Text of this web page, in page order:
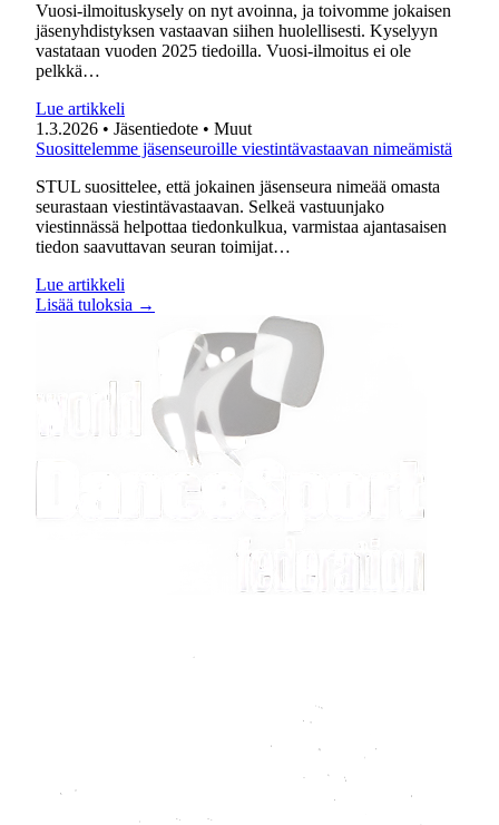
Vuosi-ilmoituskysely on nyt avoinna, ja toivomme jokaisen
jäsenyhdistyksen vastaavan siihen huolellisesti. Kyselyyn
vastataan vuoden 2025 tiedoilla. Vuosi-ilmoitus ei ole
pelkkä…
Lue artikkeli
1.3.2026 • Jäsentiedote • Muut
Suosittelemme jäsenseuroille viestintävastaavan nimeämistä
STUL suosittelee, että jokainen jäsenseura nimeää omasta
seurastaan viestintävastaavan. Selkeä vastuunjako
viestinnässä helpottaa tiedonkulkua, varmistaa ajantasaisen
tiedon saavuttavan seuran toimijat…
Lue artikkeli
Lisää tuloksia →